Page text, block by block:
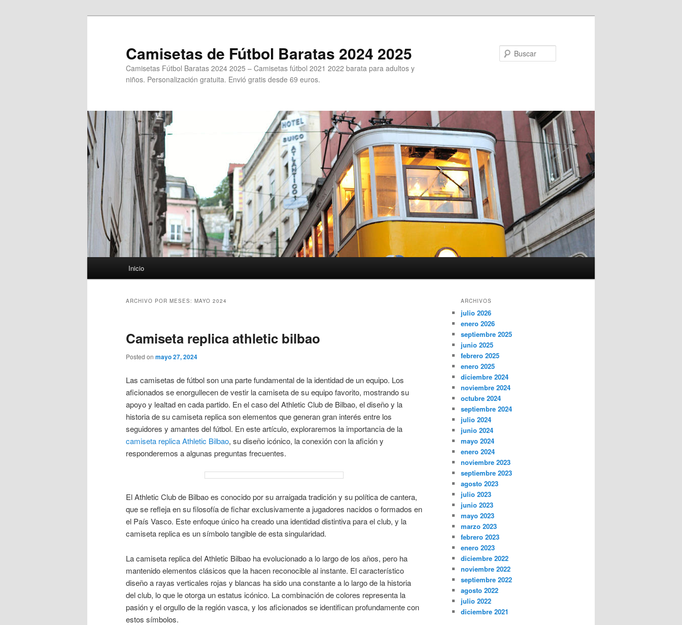
Camisetas de Fútbol Baratas 2024 2025
Camisetas Fútbol Baratas 2024 2025 – Camisetas fútbol 2021 2022 barata para adultos y
niños. Personalización gratuita. Envió gratis desde 69 euros.
Inicio
ARCHIVO POR MESES: MAYO 2024
Camiseta replica athletic bilbao
Posted on mayo 27, 2024
Las camisetas de fútbol son una parte fundamental de la identidad de un equipo. Los
aficionados se enorgullecen de vestir la camiseta de su equipo favorito, mostrando su
apoyo y lealtad en cada partido. En el caso del Athletic Club de Bilbao, el diseño y la
historia de su camiseta replica son elementos que generan gran interés entre los
seguidores y amantes del fútbol. En este artículo, exploraremos la importancia de la
camiseta replica Athletic Bilbao, su diseño icónico, la conexión con la afición y
responderemos a algunas preguntas frecuentes.
El Athletic Club de Bilbao es conocido por su arraigada tradición y su política de cantera,
que se refleja en su filosofía de fichar exclusivamente a jugadores nacidos o formados en
el País Vasco. Este enfoque único ha creado una identidad distintiva para el club, y la
camiseta replica es un símbolo tangible de esta singularidad.
La camiseta replica del Athletic Bilbao ha evolucionado a lo largo de los años, pero ha
mantenido elementos clásicos que la hacen reconocible al instante. El característico
diseño a rayas verticales rojas y blancas ha sido una constante a lo largo de la historia
del club, lo que le otorga un estatus icónico. La combinación de colores representa la
pasión y el orgullo de la región vasca, y los aficionados se identifican profundamente con
estos símbolos.
ARCHIVOS
julio 2026
enero 2026
septiembre 2025
junio 2025
febrero 2025
enero 2025
diciembre 2024
noviembre 2024
octubre 2024
septiembre 2024
julio 2024
junio 2024
mayo 2024
enero 2024
noviembre 2023
septiembre 2023
agosto 2023
julio 2023
junio 2023
mayo 2023
marzo 2023
febrero 2023
enero 2023
diciembre 2022
noviembre 2022
septiembre 2022
agosto 2022
julio 2022
diciembre 2021